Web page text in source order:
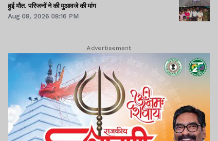
हुई मौत, परिजनों ने की मुआवजे की मांग
Aug 08, 2026 08:16 PM
Advertisement